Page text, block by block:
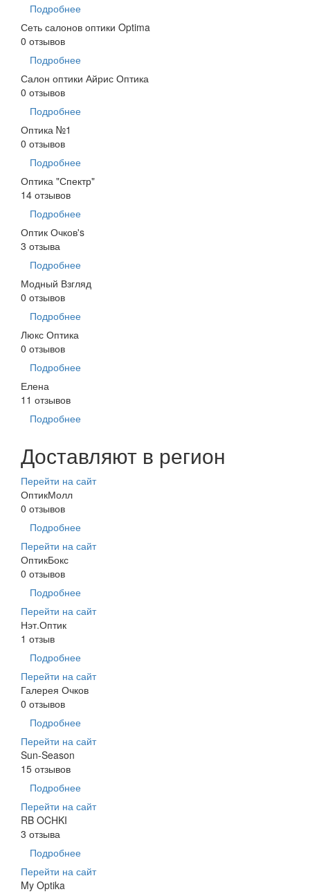
Подробнее
Сеть салонов оптики Optima
0 отзывов
Подробнее
Салон оптики Айрис Оптика
0 отзывов
Подробнее
Оптика №1
0 отзывов
Подробнее
Оптика "Спектр"
14 отзывов
Подробнее
Оптик Очков's
3 отзыва
Подробнее
Модный Взгляд
0 отзывов
Подробнее
Люкс Оптика
0 отзывов
Подробнее
Елена
11 отзывов
Подробнее
Доставляют в регион
Перейти на сайт
ОптикМолл
0 отзывов
Подробнее
Перейти на сайт
ОптикБокс
0 отзывов
Подробнее
Перейти на сайт
Нэт.Оптик
1 отзыв
Подробнее
Перейти на сайт
Галерея Очков
0 отзывов
Подробнее
Перейти на сайт
Sun-Season
15 отзывов
Подробнее
Перейти на сайт
RB OCHKI
3 отзыва
Подробнее
Перейти на сайт
My Optika